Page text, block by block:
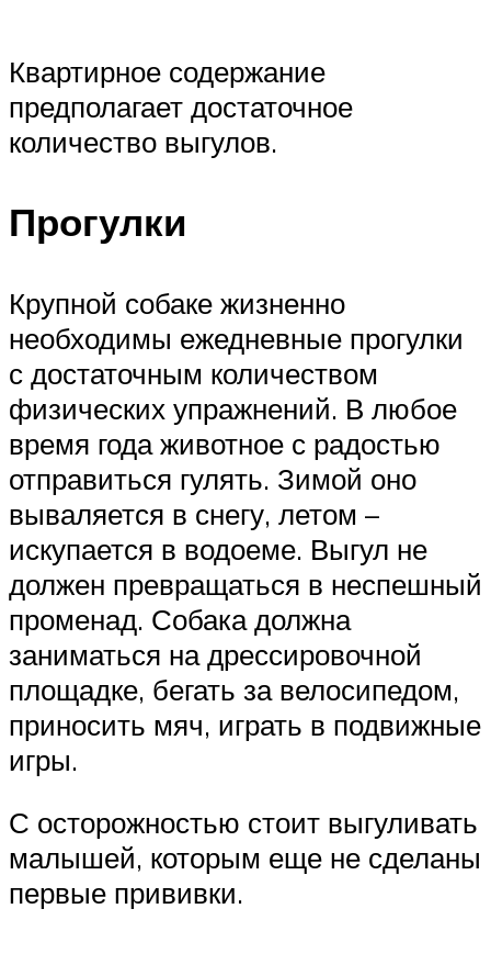
Квартирное содержание
предполагает достаточное
количество выгулов.
Прогулки
Крупной собаке жизненно
необходимы ежедневные прогулки
с достаточным количеством
физических упражнений. В любое
время года животное с радостью
отправиться гулять. Зимой оно
вываляется в снегу, летом –
искупается в водоеме. Выгул не
должен превращаться в неспешный
променад. Собака должна
заниматься на дрессировочной
площадке, бегать за велосипедом,
приносить мяч, играть в подвижные
игры.
С осторожностью стоит выгуливать
малышей, которым еще не сделаны
первые прививки.